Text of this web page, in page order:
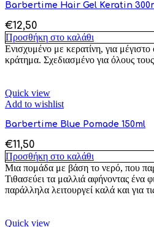
Barbertime Hair Gel Keratin
€12,50
Προσθήκη στο καλάθι
Ενισχυμένο με κερατίνη, για
κράτημα. Σχεδιασμένο για όλους
Quick view
Add to wishlist
Barbertime Blue Pomade 150ml
€11,50
Προσθήκη στο καλάθι
Μια πομάδα με βάση το νερό, που
Τιθασεύει τα μαλλιά αφήνοντας ένα
παράλληλα λειτουργεί καλά και για
Quick view